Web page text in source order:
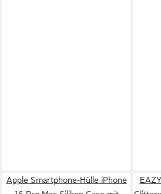
Apple Smartphone-Hülle iPhone